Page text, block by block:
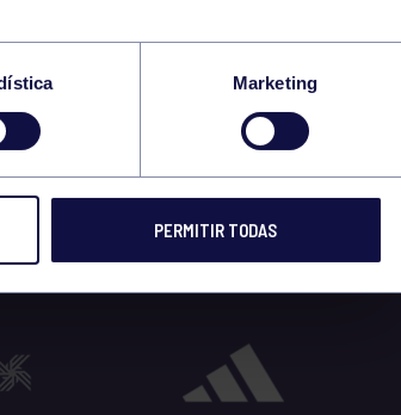
Marketing
PERMITIR TODAS
GIMNASIO
Comparte